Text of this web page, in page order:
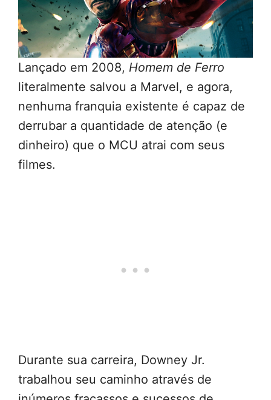
Lançado em 2008, Homem de Ferro
literalmente salvou a Marvel, e agora,
nenhuma franquia existente é capaz de
derrubar a quantidade de atenção (e
dinheiro) que o MCU atrai com seus
filmes.
Durante sua carreira, Downey Jr.
trabalhou seu caminho através de